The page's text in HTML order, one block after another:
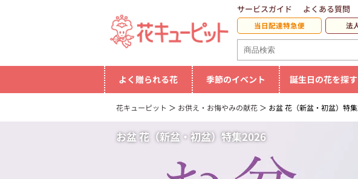
サービスガイド よくある質問
当日配達特急便 法
よく贈られる花 季節のイベント 誕生日の花を探す
花キューピット お供え・お悔やみの献花 お盆 花（新盆・初盆）特
お盆 花（新盆・初盆）特集2026